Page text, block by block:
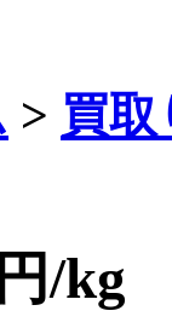
> 買
円/